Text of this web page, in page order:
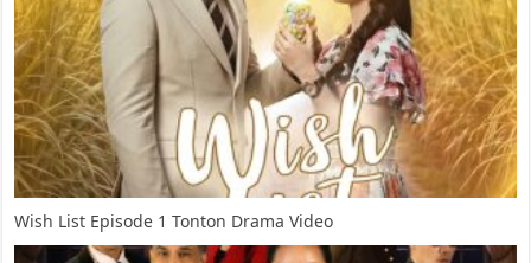
Wish List Episode 1 Tonton Drama Video